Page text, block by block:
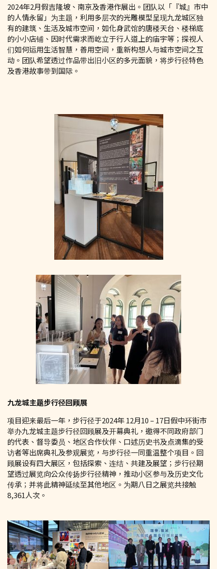
2024年2月假吉隆坡、南京及香港作展出。团队以「『城』市中
的人情永留」为主题，利用多层次的光雕模型呈现九龙城区独
有的建筑、生活及城市空间，如化身武馆的唐楼天台、楼梯底
的小小店铺、因时代需求而屹立于行人道上的庙宇等；探视人
们如何运用生活智慧，善用空间，重新构想人与城市空间之互
动。团队希望透过作品带出旧小区的多元面貌，将步行径特色
及香港故事带到国际。
九龙城主题步行径回顾展
项目迎来最后一年，步行径于2024年 12月10 – 17日假中环街市
举办九龙城主题步行径回顾展及开幕典礼，邀得不同政府部门
的代表、督导委员、地区合作伙伴、口述历史书及点滴集的受
访者等出席典礼及参观展览，与步行径一同重温整个项目。回
顾展设有四大展区，包括探索、连结、共建及展望；步行径期
望透过展览向公众传扬步行径精神，推动小区参与及历史文化
传承；并将此精神延续至其他地区。为期八日之展览共接触
8,361人次。